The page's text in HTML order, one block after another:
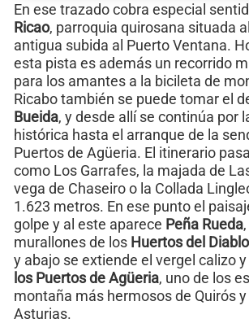
En ese trazado cobra especial
Ricao, parroquia quirosana situada
antigua subida al Puerto Ventana.
esta pista es además un recorrido
para los amantes a la bicileta de
Ricabo también se puede tomar el
Bueida, y desde allí se continúa por
histórica hasta el arranque de la
Puertos de Agüeria. El itinerario
como Los Garrafes, la majada de
vega de Chaseiro o la Collada
1.623 metros. En ese punto el
golpe y al este aparece Peña Rueda
murallones de los Huertos del Diablo
y abajo se extiende el vergel calizo
los Puertos de Agüeria, uno de los
montaña más hermosos de Quirós
Asturias.